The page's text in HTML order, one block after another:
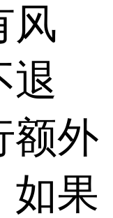
风
退
额外
如果